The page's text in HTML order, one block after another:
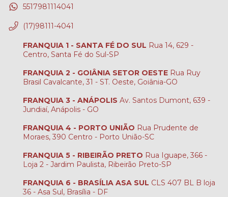
5517981114041
(17)98111-4041
FRANQUIA 1 - SANTA FÉ DO SUL Rua 14, 629 -
Centro, Santa Fé do Sul-SP
FRANQUIA 2 - GOIÂNIA SETOR OESTE Rua Ruy
Brasil Cavalcante, 31 - ST. Oeste, Goiânia-GO
FRANQUIA 3 - ANÁPOLIS Av. Santos Dumont, 639 -
Jundiaí, Anápolis - GO
FRANQUIA 4 - PORTO UNIÃO Rua Prudente de
Moraes, 390 Centro - Porto União-SC
FRANQUIA 5 - RIBEIRÃO PRETO Rua Iguape, 366 -
Loja 2 - Jardim Paulista, Ribeirão Preto-SP
FRANQUIA 6 - BRASÍLIA ASA SUL CLS 407 BL B loja
36 - Asa Sul, Brasília - DF